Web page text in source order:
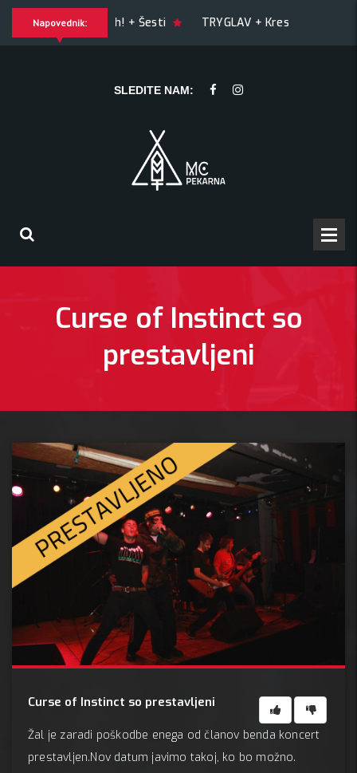
Napovednik:
OF JOY + Match! + Šesti
TRYGLAV + Kresnik + Morywa
YAWNING MAN (US), Hrmülja (HR), A Gram trip (HR)
SLEDITE NAM:
Curse of Instinct so
prestavljeni
Curse of Instinct so prestavljeni
Žal je zaradi poškodbe enega od članov benda koncert
prestavljen.Nov datum javimo takoj, ko bo možno.